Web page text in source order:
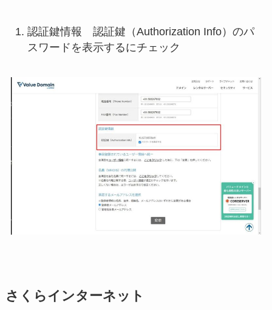
認証鍵情報 認証鍵（Authorization Info）のパ
スワードを表示するにチェック
さくらインターネット